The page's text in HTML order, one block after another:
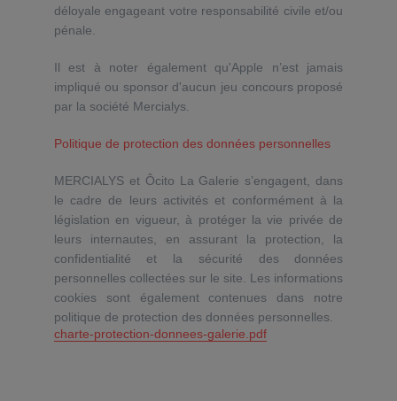
déloyale engageant votre responsabilité civile et/ou
pénale.
Il est à noter également qu'Apple n’est jamais
impliqué ou sponsor d'aucun jeu concours proposé
par la société Mercialys.
Politique de protection des données personnelles
MERCIALYS et Ôcito La Galerie s’engagent, dans
le cadre de leurs activités et conformément à la
législation en vigueur, à protéger la vie privée de
leurs internautes, en assurant la protection, la
confidentialité et la sécurité des données
personnelles collectées sur le site. Les informations
cookies sont également contenues dans notre
politique de protection des données personnelles.
charte-protection-donnees-galerie.pdf